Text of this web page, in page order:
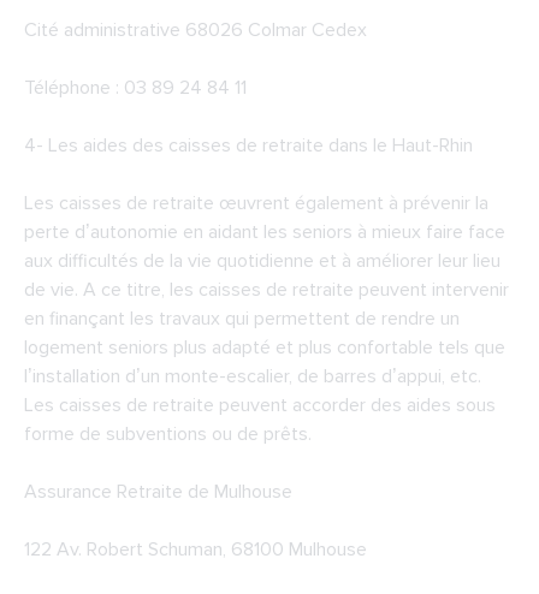
Cité administrative 68026 Colmar Cedex
Téléphone : 03 89 24 84 11
4- Les aides des caisses de retraite dans le Haut-Rhin
Les caisses de retraite œuvrent également à prévenir la
perte d’autonomie en aidant les seniors à mieux faire face
aux difficultés de la vie quotidienne et à améliorer leur lieu
de vie. A ce titre, les caisses de retraite peuvent intervenir
en finançant les travaux qui permettent de rendre un
logement seniors plus adapté et plus confortable tels que
l’installation d’un monte-escalier, de barres d’appui, etc.
Les caisses de retraite peuvent accorder des aides sous
forme de subventions ou de prêts.
Assurance Retraite de Mulhouse
122 Av. Robert Schuman, 68100 Mulhouse